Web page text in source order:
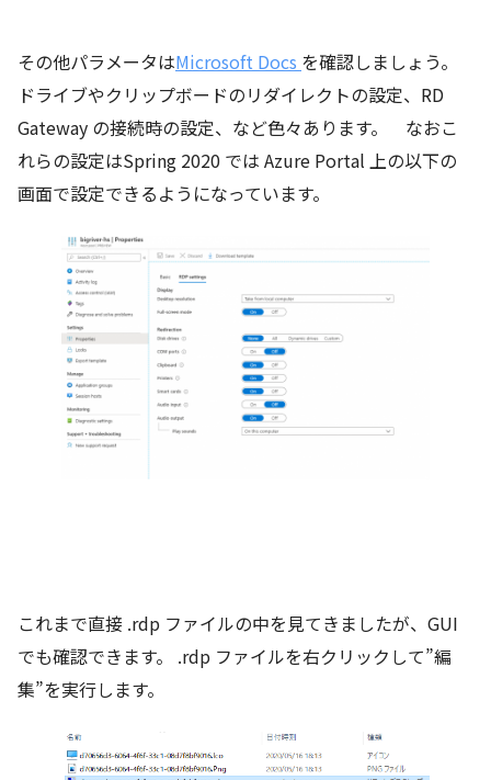
その他パラメータはMicrosoft Docs を確認しましょう。
ドライブやクリップボードのリダイレクトの設定、RD
Gateway の接続時の設定、など色々あります。 なおこ
れらの設定はSpring 2020 では Azure Portal 上の以下の
画面で設定できるようになっています。
これまで直接 .rdp ファイルの中を見てきましたが、GUI
でも確認できます。 .rdp ファイルを右クリックして”編
集”を実行します。